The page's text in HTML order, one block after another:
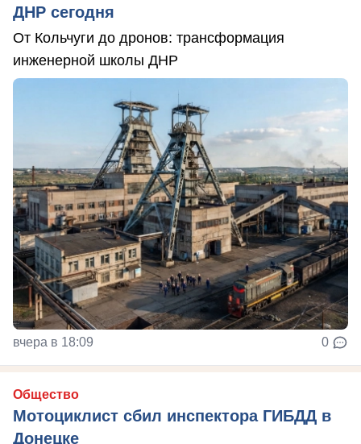
ДНР сегодня
От Кольчуги до дронов: трансформация
инженерной школы ДНР
вчера в 18:09 0
Общество
Мотоциклист сбил инспектора ГИБДД в
Донецке